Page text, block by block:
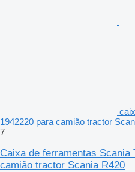
1942220 para camião tractor
7
Caixa de ferramentas Scania
camião tractor Scania R420